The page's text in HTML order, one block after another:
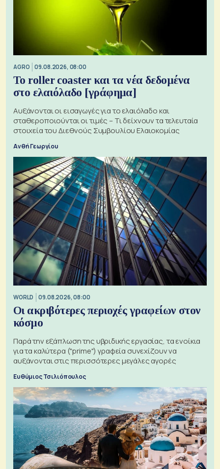
AGRO 09.08.2026, 08:00
Το roller coaster και τα νέα δεδομένα
στο ελαιόλαδο [γράφημα]
Αυξάνονται οι εισαγωγές για το ελαιόλαδο και
σταθεροποιούνται οι τιμές – Τι δείχνουν τα τελευταία
στοιχεία του Διεθνούς Συμβουλίου Ελαιοκομίας
Ανθή Γεωργίου
WORLD 09.08.2026, 08:00
Οι ακριβότερες περιοχές γραφείων στον
κόσμο
Παρά την εξάπλωση της υβριδικής εργασίας, τα ενοίκια
για τα καλύτερα ("prime") γραφεία συνεχίζουν να
αυξάνονται στις περισσότερες μεγάλες αγορές
Ευθύμιος Τσιλιόπουλος